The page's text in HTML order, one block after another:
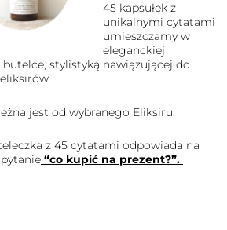
45 kapsułek z
unikalnymi cytatami
umieszczamy w
eleganckiej
stylistyką nawiązującej do
jest od wybranego Eliksiru.
z 45 cytatami odpowiada na
“co kupić na prezent?”.